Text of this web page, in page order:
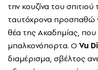
την κουζίνα του
ταυτόχρονα προσπαθώ
θέα της Ακαδημίας, που
μπαλκονόπορτα. Ο Vu
διαμέρισμα, σβέλτος